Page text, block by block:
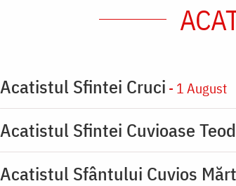
Acatistul Sfintei Cruci - 1 August
Acatistul Sfintei Cuvioase
Acatistul Sfântului Cuvios